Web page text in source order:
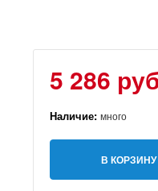
5 286
Наличие: много
В КОРЗИНУ